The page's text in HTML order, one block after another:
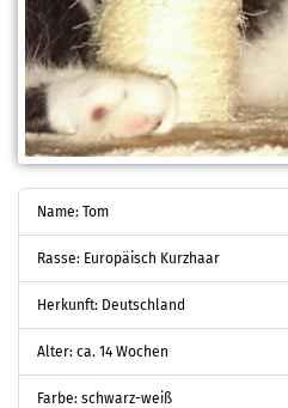
Name: Tom
Rasse: Europäisch Kurzhaar
Herkunft: Deutschland
Alter: ca. 14 Wochen
Farbe: schwarz-weiß